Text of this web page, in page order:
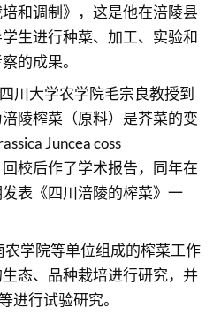
和调制》，这是他在涪陵县
生进行种菜、加工、实验和
的成果。
川大学农学院毛宗良教授到
陵榨菜（原料）是芥菜的变
Juncea coss
校后作了学术报告，同年在
发表《四川涪陵的榨菜》一
学院等单位组成的榨菜工作
态、品种栽培进行研究，并
进行试验研究。